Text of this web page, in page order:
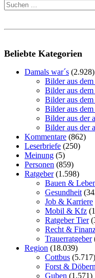
Beliebte Kategorien
Damals war´s (2.928)
Bilder aus
Bilder aus
Bilder aus
Bilder aus
Bilder aus der
Bilder aus der
Kommentare (862)
Leserbriefe (250)
Meinung (5)
Personen (859)
Ratgeber(1.598)
Bauen &
Gesundheit
Job & Karriere
Mobil & Kfz
Ratgeber Tier
Recht &
Trauerratgeber
Region (18.039)
Cottbus (5.717)
Forst & Döbern
Guben (1.571)